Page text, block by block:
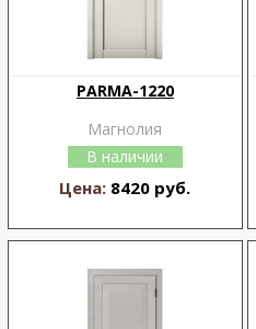
PARMA-1220
Магнолия
В наличии
Цена: 8420 руб.